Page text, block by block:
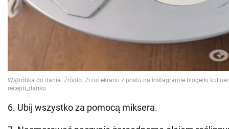
6. Ubij wszystko za pomocą miksera.